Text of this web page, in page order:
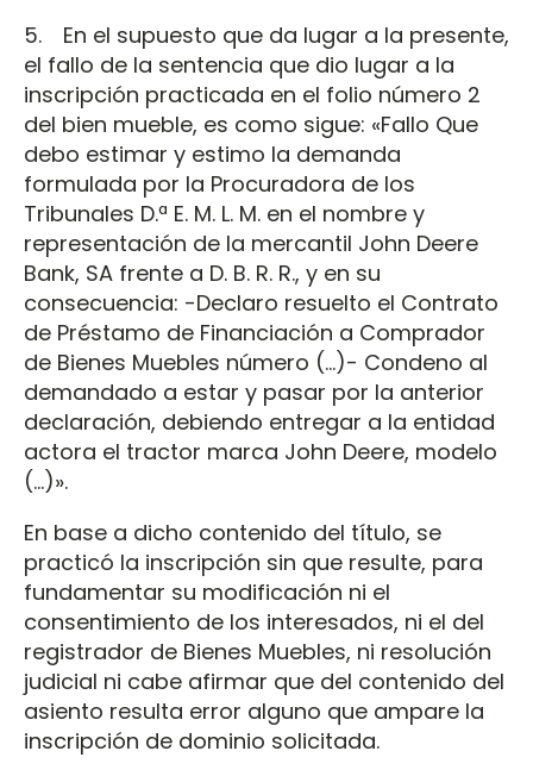
5. En el supuesto que da lugar a la presente,
el fallo de la sentencia que dio lugar a la
inscripción practicada en el folio número 2
del bien mueble, es como sigue: «Fallo Que
debo estimar y estimo la demanda
formulada por la Procuradora de los
Tribunales D.ª E. M. L. M. en el nombre y
representación de la mercantil John Deere
Bank, SA frente a D. B. R. R., y en su
consecuencia: -Declaro resuelto el Contrato
de Préstamo de Financiación a Comprador
de Bienes Muebles número (…)- Condeno al
demandado a estar y pasar por la anterior
declaración, debiendo entregar a la entidad
actora el tractor marca John Deere, modelo
(…)».
En base a dicho contenido del título, se
practicó la inscripción sin que resulte, para
fundamentar su modificación ni el
consentimiento de los interesados, ni el del
registrador de Bienes Muebles, ni resolución
judicial ni cabe afirmar que del contenido del
asiento resulta error alguno que ampare la
inscripción de dominio solicitada.